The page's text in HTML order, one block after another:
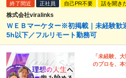
終了間近 正社員 自己PR不要 話を聞き
株式会社viralinks
ＷＥＢマーケター※初掲載｜未経験歓
5h以下／フルリモート勤務可
「未経験、
のプロを、本